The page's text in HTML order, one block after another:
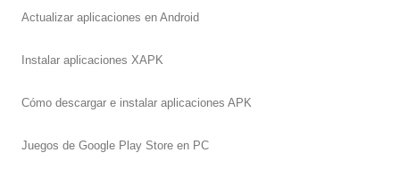
Actualizar aplicaciones en Android
Instalar aplicaciones XAPK
Cómo descargar e instalar aplicaciones APK
Juegos de Google Play Store en PC